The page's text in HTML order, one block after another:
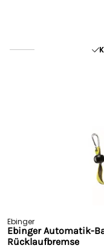
Ebinger
Ebinger Automatik-
Rücklaufbremse